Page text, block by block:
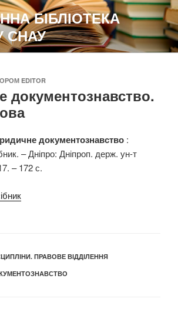
БІБЛІОТЕКА
СНАУ
EDITOR
документознавство.
документознавство :
– Дніпро: Дніпроп. держ. ун-т
– 172 с.
ПРАВОВЕ ВІДДІЛЕННЯ